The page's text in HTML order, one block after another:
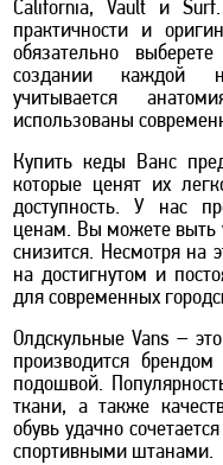
California, Vault и
практичности и
обязательно
создании каждой
учитывается
использованы
Купить кеды Ванс
которые ценят их
доступность. У нас
ценам. Вы можете выть
снизится. Несмотря на
на достигнутом и
для современных
Олдскульные Vans –
производится
подошвой.
ткани, а также
обувь удачно
спортивными штанами.